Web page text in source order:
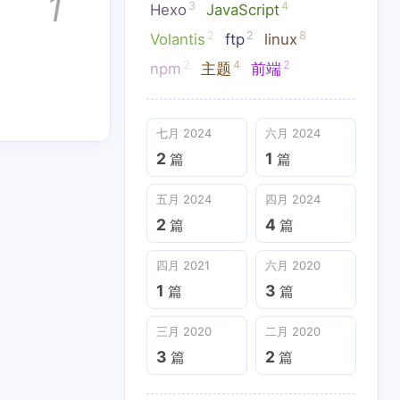
Hexo 3 JavaScript4
Volantis 2 ftp 2 linux 8
npm 2 主题 4 前端 2
七月 2024
2 篇
六月 2024
1 篇
五月 2024
2 篇
四月 2024
4 篇
四月 2021
1 篇
六月 2020
3 篇
三月 2020
3 篇
二月 2020
2 篇